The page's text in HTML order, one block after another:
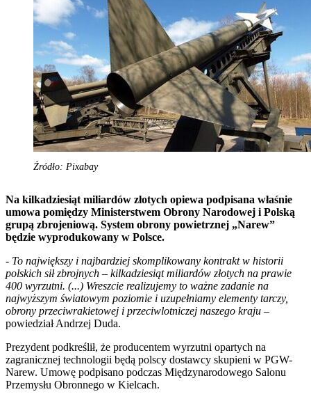
Źródło: Pixabay
Na kilkadziesiąt miliardów złotych opiewa podpisana właśnie
umowa pomiędzy Ministerstwem Obrony Narodowej i Polską
grupą zbrojeniową. System obrony powietrznej „Narew”
będzie wyprodukowany w Polsce.
- To największy i najbardziej skomplikowany kontrakt w historii
polskich sił zbrojnych – kilkadziesiąt miliardów złotych na prawie
400 wyrzutni. (...) Wreszcie realizujemy to ważne zadanie na
najwyższym światowym poziomie i uzupełniamy elementy tarczy,
obrony przeciwrakietowej i przeciwlotniczej naszego kraju –
powiedział Andrzej Duda.
Prezydent podkreślił, że producentem wyrzutni opartych na
zagranicznej technologii będą polscy dostawcy skupieni w PGW-
Narew. Umowę podpisano podczas Międzynarodowego Salonu
Przemysłu Obronnego w Kielcach.